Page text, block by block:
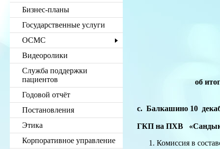
Бизнес-планы
Государственные услуги
ОСМС
Видеоролики
Служба поддержки
пациентов
Годовой отчёт
Постановления
Этика
Корпоративное управление
об
с. Балкашино 10
ГКП на ПХВ
Комиссия в